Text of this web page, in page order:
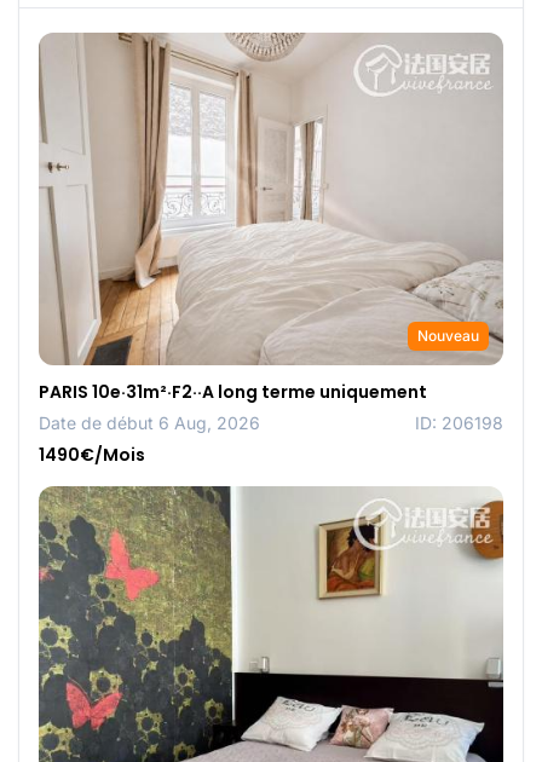
Nouveau
PARIS 10e·31m²·F2··A long terme uniquement
Date de début 6 Aug, 2026 ID: 206198
1490€/Mois